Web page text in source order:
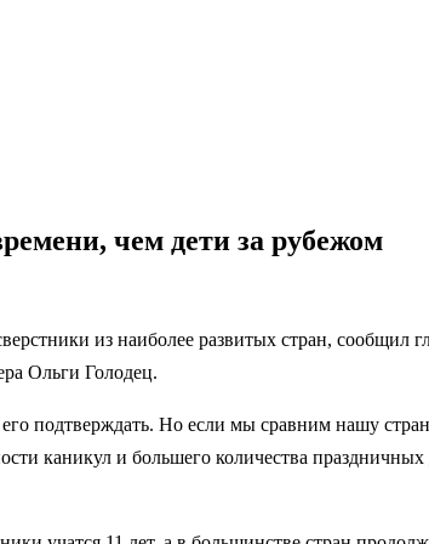
чем дети за рубежом
из наиболее развитых стран,
Ольги Голодец.
подтверждать. Но если мы сравним нашу
каникул и большего количества